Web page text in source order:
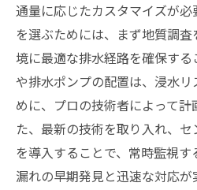
通量に応じたカスタマイズが
を選ぶためには、まず地質調
境に最適な排水経路を確保す
や排水ポンプの配置は、浸水
めに、プロの技術者によって計
た、最新の技術を取り入れ、
を導入することで、常時監視
漏れの早期発見と迅速な対応が